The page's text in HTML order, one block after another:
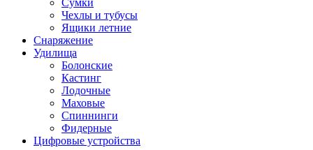
Сумки
Чехлы и тубусы
Ящики летние
Снаряжение
Удилища
Болонские
Кастинг
Лодочные
Маховые
Спиннинги
Фидерные
Цифровые устройства